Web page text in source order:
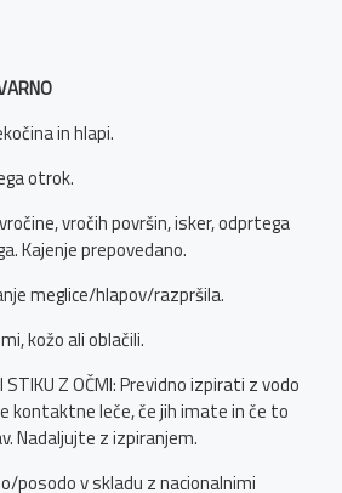
in hlapi.
otrok.
vročih površin, isker, odprtega
Kajenje prepovedano.
meglice/hlapov/razpršila.
kožo ali oblačili.
STIKU Z OČMI: Previdno izpirati z vodo
kontaktne leče, če jih imate in če to
Nadaljujte z izpiranjem.
posodo v skladu z nacionalnimi